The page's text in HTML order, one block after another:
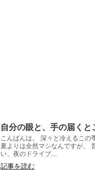
自分の眼と、手の届くと
こんばんは。 深々と冷えるこの
夏よりは全然マシなんですが、
い、夜のドライブ...
記事を読む